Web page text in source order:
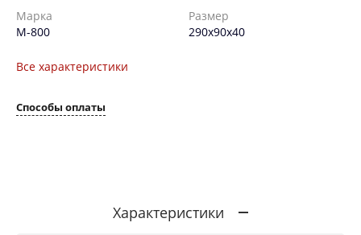
Марка
М-800
Размер
290х90х40
Все характеристики
Способы оплаты
Характеристики